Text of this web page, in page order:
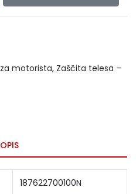
motorista, Zaščita telesa –
OPIS
187622700100N